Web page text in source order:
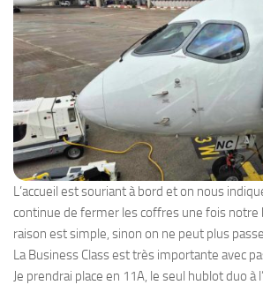
L’accueil est souriant à bord et on nous
continue de fermer les coffres une fois notre
raison est simple, sinon on ne peut plus
La Business Class est très importante avec
Je prendrai place en 11A, le seul hublot duo à